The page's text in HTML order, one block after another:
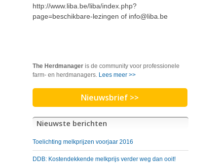
http://www.liba.be/liba/index.php?
page=beschikbare-lezingen of info@liba.be
The Herdmanager is de community voor professionele
farm- en herdmanagers. Lees meer >>
Nieuwsbrief >>
Nieuwste berichten
Toelichting melkprijzen voorjaar 2016
DDB: Kostendekkende melkprijs verder weg dan ooit!